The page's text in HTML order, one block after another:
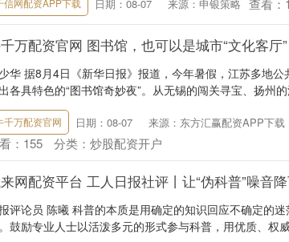
信网配资APP下载 日期：08-07 来源：申银策略
万配资官网 图书馆，也可以是城市“文化客厅”
华 据8月4日《新华日报》报道，今年暑假，江苏多地
各具特色的“图书馆奇妙夜”。从无锡的闯关寻宝、扬州
千万配资官网 日期：08-07 来源：东方汇赢配资APP下载
： 155 分类： 炒股配资开户
网配资平台 工人日报社评丨让“伪科普”噪音
评论员 陈曦 科普的本质是用确定的知识回应不确定的
鼓励专业人士以活泼多元的形式参与科普，用优质、权